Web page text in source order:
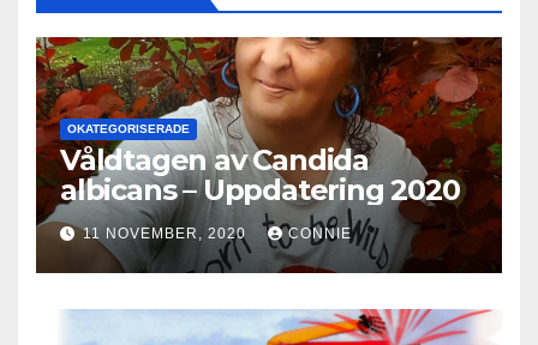
OKATEGORISERADE
Våldtagen av Candida
albicans – Uppdatering 2020
11 NOVEMBER, 2020 CONNIE